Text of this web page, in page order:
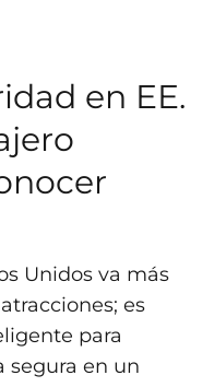
en EE.
Unidos va más
es
para
segura en un